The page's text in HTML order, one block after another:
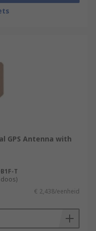
GPS Antenna with
T
€ 2,438/eenheid